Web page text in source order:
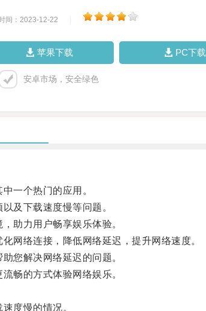
间：2023-12-22
苹果下载 PC下载
安卓市场，安全绿色
一个热门的应用。
及下载速度慢等问题。
助力用户畅享娱乐体验。
络连接，降低网络延迟，提升网络速度。
您解决网络延迟的问题。
畅的方式体验网络娱乐。
度慢的情况。